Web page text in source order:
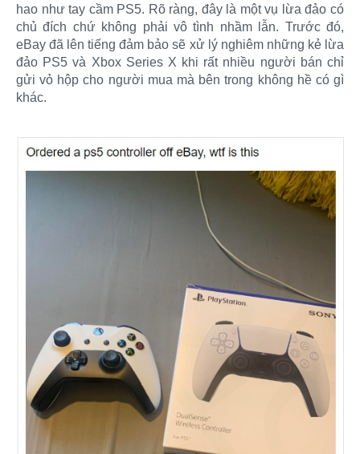
hao như tay cầm PS5. Rõ ràng, đây là một vụ lừa đảo có
chủ đích chứ không phải vô tình nhầm lẫn. Trước đó,
eBay đã lên tiếng đảm bảo sẽ xử lý nghiêm những kẻ lừa
đảo PS5 và Xbox Series X khi rất nhiều người bán chỉ
gửi vỏ hộp cho người mua mà bên trong không hề có gì
khác.